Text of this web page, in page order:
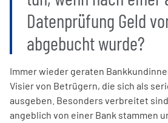
Datenprüfung Geld
abgebucht wurde?
Immer wieder geraten
Visier von Betrügern, die sich als
ausgeben. Besonders verbreitet
angeblich von einer Bank stammen